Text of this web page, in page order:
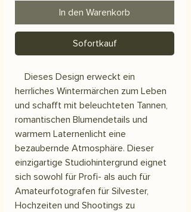
In den Warenkorb
Sofortkauf
Dieses Design erweckt ein
herrliches Wintermärchen zum Leben
und schafft mit beleuchteten Tannen,
romantischen Blumendetails und
warmem Laternenlicht eine
bezaubernde Atmosphäre. Dieser
einzigartige Studiohintergrund eignet
sich sowohl für Profi- als auch für
Amateurfotografen für Silvester,
Hochzeiten und Shootings zu